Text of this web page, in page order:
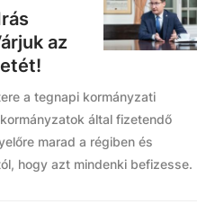
az
a tegnapi kormányzati
által fizetendő
marad a régiben és
hogy azt mindenki befizesse.